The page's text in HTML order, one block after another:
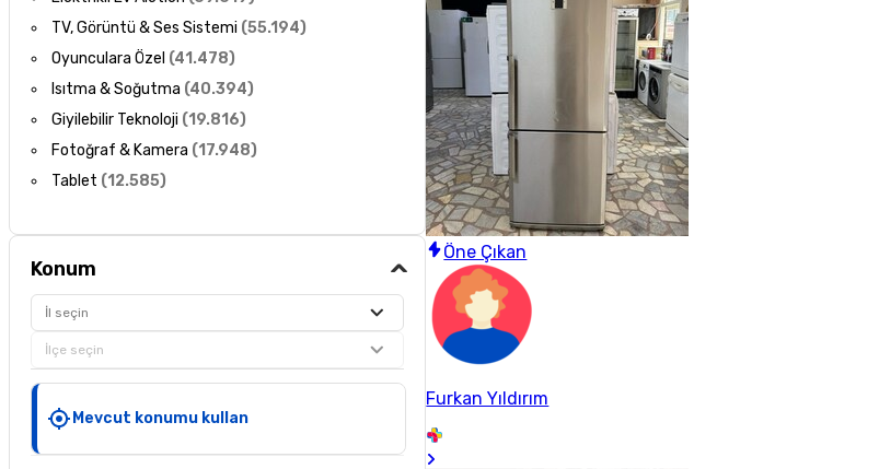
TV, Görüntü & Ses Sistemi (55.194)
Oyunculara Özel (41.478)
Isıtma & Soğutma (40.394)
Giyilebilir Teknoloji (19.816)
Fotoğraf & Kamera (17.948)
Tablet (12.585)
Konum
İl seçin
İlçe seçin
Mevcut konumu kullan
Öne Çıkan
Furkan Yıldırım